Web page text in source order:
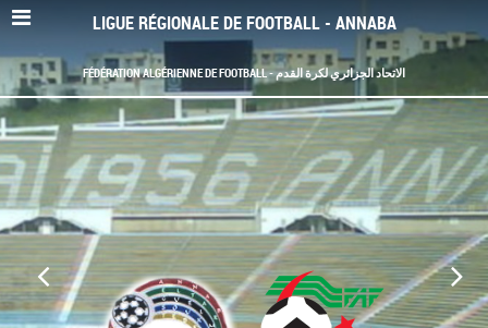
LIGUE RÉGIONALE DE FOOTBALL - ANNABA
FÉDÉRATION ALGÉRIENNE DE FOOTBALL - الاتحاد الجزائري لكرة القدم